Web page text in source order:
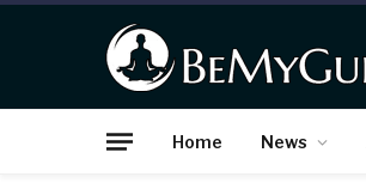
Home News